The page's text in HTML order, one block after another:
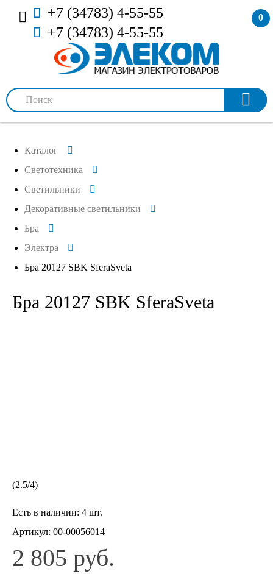
+7 (34783) 4-55-55
+7 (34783) 4-55-55
0
Каталог
Светотехника
Светильники
Декоративные светильники
Бра
Электра
Бра 20127 SBK SferaSveta
Бра 20127 SBK SferaSveta
(2.5/4)
Есть в наличии: 4 шт.
Артикул: 00-00056014
2 805 руб.